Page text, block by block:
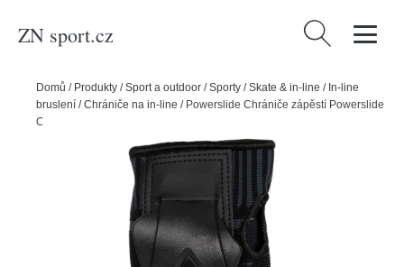
ZN sport.cz Vyhledávání
Domů / Produkty /Sport a outdoor /Sporty /Skate & in-line / In-line
bruslení /Chrániče na in-line / Powerslide Chrániče zápěstí Powerslide
Onesie Black